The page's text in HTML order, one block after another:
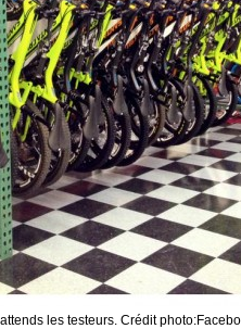
les testeurs. Crédit